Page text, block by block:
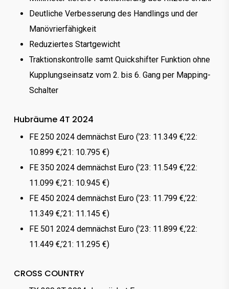
Deutliche Verbesserung des Handlings und der
Manövrierfähigkeit
Reduziertes Startgewicht
Traktionskontrolle samt Quickshifter Funktion ohne
Kupplungseinsatz vom 2. bis 6. Gang per Mapping-
Schalter
Hubräume 4T 2024
FE 250 2024 demnächst Euro (’23: 11.349 €,’22:
10.899 €,’21: 10.795 €)
FE 350 2024 demnächst Euro (’23: 11.549 €,’22:
11.099 €,’21: 10.945 €)
FE 450 2024 demnächst Euro (’23: 11.799 €,’22:
11.349 €,’21: 11.145 €)
FE 501 2024 demnächst Euro (’23: 11.899 €,’22:
11.449 €,’21: 11.295 €)
CROSS COUNTRY